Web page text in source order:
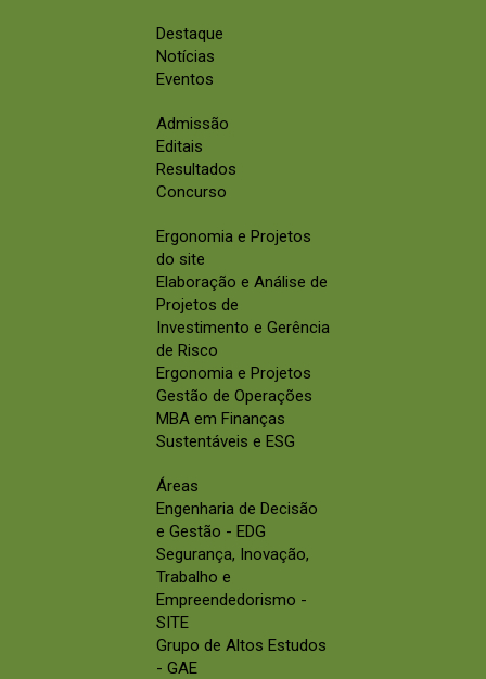
Destaque
Notícias
Eventos
Admissão
Editais
Resultados
Concurso
Ergonomia e Projetos
do site
Elaboração e Análise de
Projetos de
Investimento e Gerência
de Risco
Ergonomia e Projetos
Gestão de Operações
MBA em Finanças
Sustentáveis e ESG
Áreas
Engenharia de Decisão
e Gestão - EDG
Segurança, Inovação,
Trabalho e
Empreendedorismo -
SITE
Grupo de Altos Estudos
- GAE